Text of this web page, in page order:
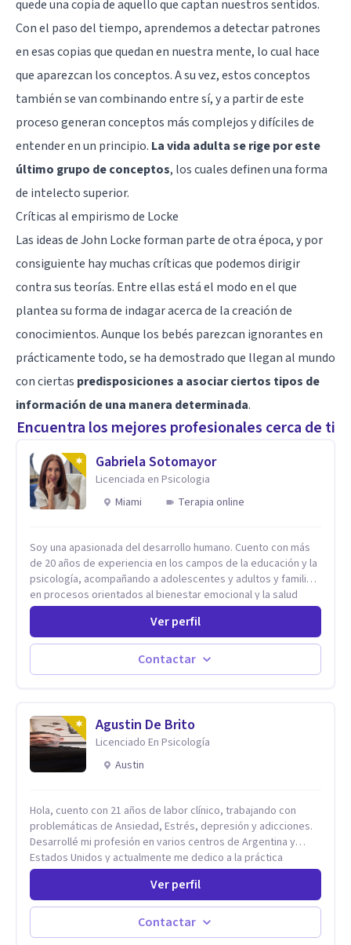
quede una copia de aquello que captan nuestros sentidos.
Con el paso del tiempo, aprendemos a detectar patrones
en esas copias que quedan en nuestra mente, lo cual hace
que aparezcan los conceptos. A su vez, estos conceptos
también se van combinando entre sí, y a partir de este
proceso generan conceptos más complejos y difíciles de
entender en un principio. La vida adulta se rige por este
último grupo de conceptos, los cuales definen una forma
de intelecto superior.
Críticas al empirismo de Locke
Las ideas de John Locke forman parte de otra época, y por
consiguiente hay muchas críticas que podemos dirigir
contra sus teorías. Entre ellas está el modo en el que
plantea su forma de indagar acerca de la creación de
conocimientos. Aunque los bebés parezcan ignorantes en
prácticamente todo, se ha demostrado que llegan al mundo
con ciertas predisposiciones a asociar ciertos tipos de
información de una manera determinada.
Encuentra los mejores profesionales cerca de ti
Gabriela Sotomayor
Licenciada en Psicologia
Miami
Terapia online
Soy una apasionada del desarrollo humano. Cuento con más
de 20 años de experiencia en los campos de la educación y la
psicología, acompañando a adolescentes y adultos y familias
en procesos orientados al bienestar emocional y la salud
mental. Mi visión es contribuir, a través de mi trabajo, a que
las personas accedan a una vida más digna, plena y con
sentido. Considero que esto es posible cuando
desarrollamos una mayor conciencia de nuestro mundo
interior y de la manera en que nuestras experiencias influyen
basado en la comprensión, la compasión y el respeto por el
ritmo de cada persona. Integro conocimientos y herramientas
de la psicología con un enfoque informado en trauma para
ayudar a mis clientes a comprender sus conflictos internos,
resiliencia y bienestar. Creo profundamente en la
autoconciencia como un camino fundamental para la
transformación personal y para construir una vida más
auténtica y significativa.
Ver perfil
Contactar
Agustin De Brito
Licenciado En Psicología
Austin
Hola, cuento con 21 años de labor clínico, trabajando con
problemáticas de Ansiedad, Estrés, depresión y adicciones.
Desarrollé mi profesión en varios centros de Argentina y
Estados Unidos y actualmente me dedico a la práctica
privada. Utilizo terapias cognitivas conductuales basadas en
evidencia científica con comprobados resultados. Los
objetivos terapéuticos están centrados en brindar
herramientas concretas para el cambio, que permitan
desarrollar nuevas habilidades y estrategias basadas en la
Ver perfil
Contactar